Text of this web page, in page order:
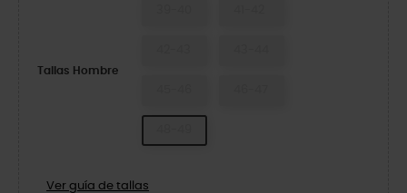
Tallas Hombre
Ver guía de tallas